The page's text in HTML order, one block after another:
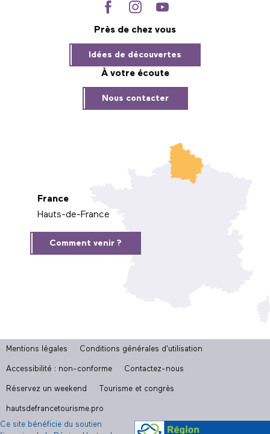
Près de chez vous
Idées de découvertes
À votre écoute
Nous contacter
France
Hauts-de-France
Comment venir ?
Mentions légales Conditions générales d'utilisation
Accessibilité : non-conforme Contactez-nous
Réservez un weekend Tourisme et congrès
hautsdefrancetourisme.pro
Ce site bénéficie du soutien